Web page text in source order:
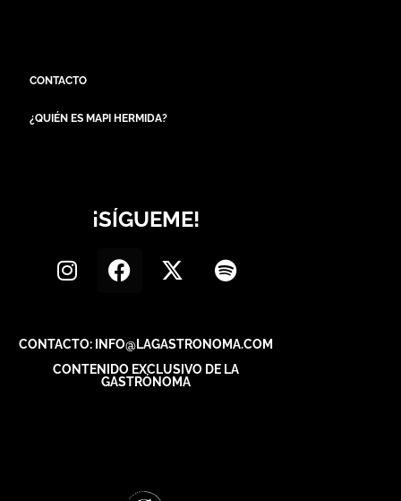
CONTACTO
¿QUIÉN ES MAPI HERMIDA?
¡SÍGUEME!
CONTACTO: INFO@LAGASTRONOMA.COM
CONTENIDO EXCLUSIVO DE LA
GASTRÓNOMA